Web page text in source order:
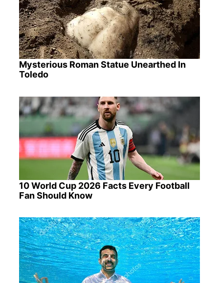
Mysterious Roman Statue Unearthed In
Toledo
10 World Cup 2026 Facts Every Football
Fan Should Know